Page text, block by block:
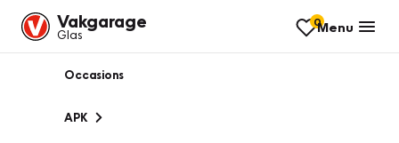
Vakgarage
Glas
0Menu
Occasions
APK